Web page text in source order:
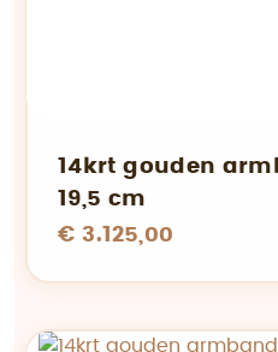
14krt gouden
19,5 cm
€ 3.125,00